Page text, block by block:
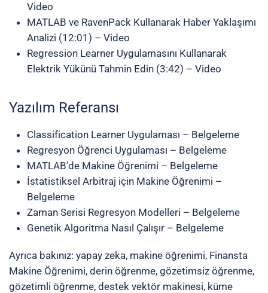
Video
MATLAB ve RavenPack Kullanarak Haber Yaklaşımı
Analizi (12:01) – Video
Regression Learner Uygulamasını Kullanarak
Elektrik Yükünü Tahmin Edin (3:42) – Video
Yazılım Referansı
Classification Learner Uygulaması – Belgeleme
Regresyon Öğrenci Uygulaması – Belgeleme
MATLAB’de Makine Öğrenimi – Belgeleme
İstatistiksel Arbitraj için Makine Öğrenimi –
Belgeleme
Zaman Serisi Regresyon Modelleri – Belgeleme
Genetik Algoritma Nasıl Çalışır – Belgeleme
Ayrıca bakınız: yapay zeka, makine öğrenimi, Finansta
Makine Öğrenimi, derin öğrenme, gözetimsiz öğrenme,
gözetimli öğrenme, destek vektör makinesi, küme